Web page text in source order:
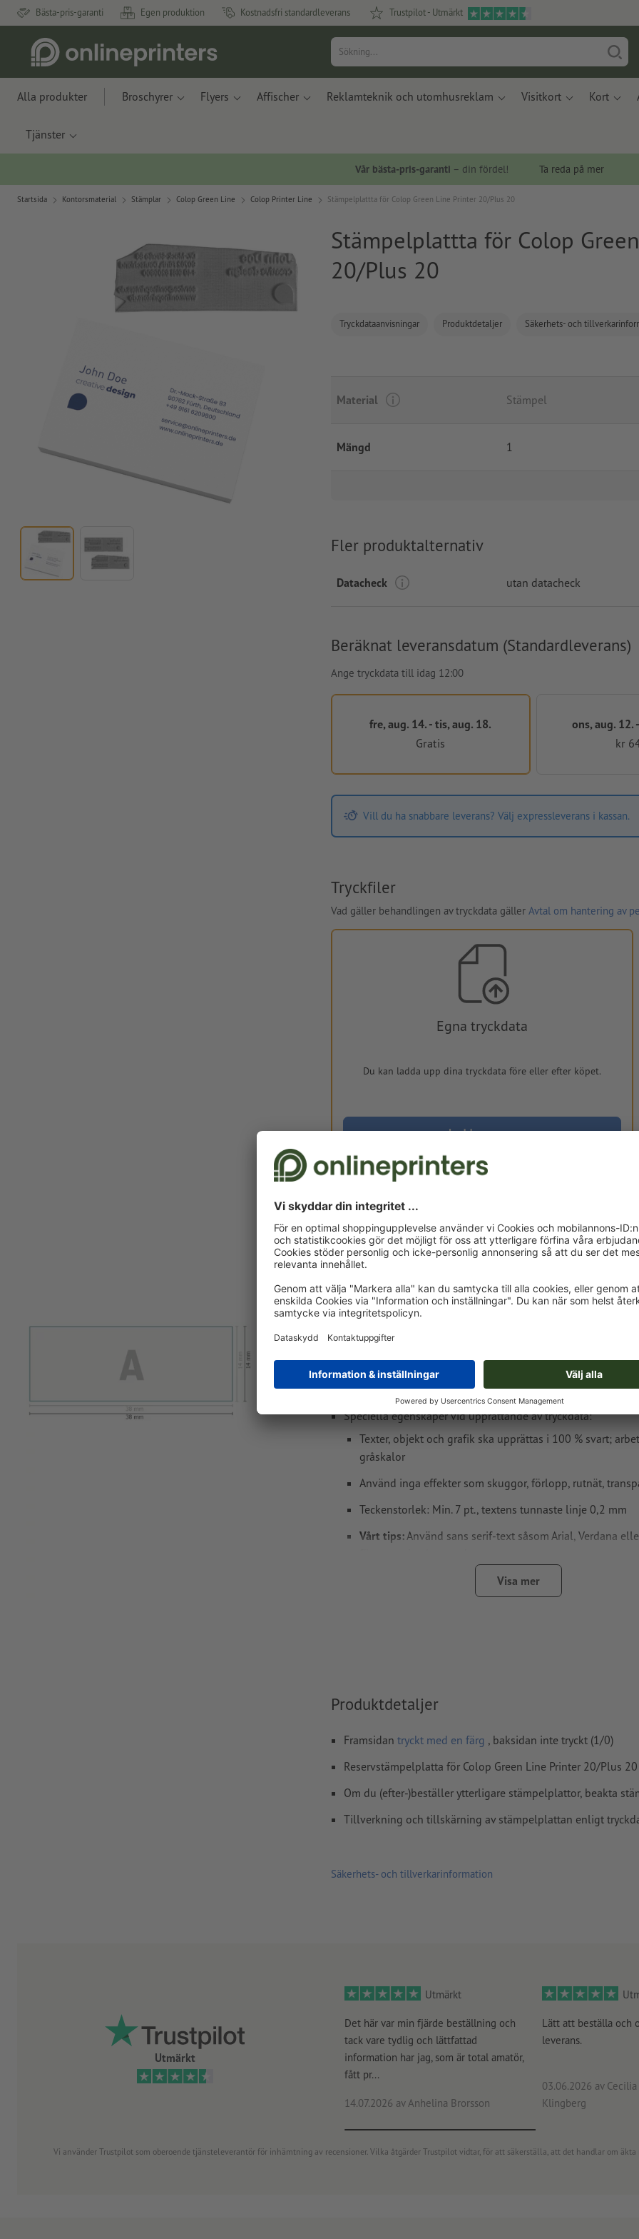
Bästa-pris-garanti Egen produktion Kostnadsfri standardleverans Trustpilot - Utmärkt
Alla produkter Broschyrer Flyers Affischer Reklamteknik och utomhusreklam Visitkort Kort
Tjänster
Vår bästa-pris-garanti – din fördel! Ta reda på mer
Startsida Kontorsmaterial Stämplar Colop Green Line Colop Printer Line Stämpelplattta för Colop Green Line Printer 20/Plus 20
Stämpelplattta för Colop
20/Plus 20
Tryckdataanvisningar Produktdetaljer Säkerhets- och
Material Stämpel
Mängd 1
Fler produktalternativ
Datacheck utan datacheck
Beräknat leveransdatum (Standardleverans)
Ange tryckdata till idag 12:00
fre, aug. 14. - tis, aug. 18.
Gratis
ons, aug. 12.
kr
Vill du ha snabbare leverans? Välj expressleverans i kassan.
Tryckfiler
Vad gäller behandlingen av tryckdata gäller Avtal om hantering av
Egna tryckdata
Du kan ladda upp dina tryckdata före eller efter köpet.
Ladda upp nu
exkl. moms
Levereras cirka:
fre, aug. 14. - tis, aug. 18.
Vikt: ca.60 g
Tryckdataanvisningar Stämpelplattta för
Dataformat: 3,8 x 1,4 cm
Speciella egenskaper vid upprättande av tryckdata:
Texter, objekt och grafik ska upprättas i 100 % svart;
gråskalor
Använd inga effekter som skuggor, förlopp, rutnät,
Teckenstorlek: Min. 7 pt., textens tunnaste linje 0,2 mm
Vårt tips: Använd sans serif-text såsom Arial, Verdana
Avstånd motiv till slutformat: Min. 1 mm
Visa mer
Produktdetaljer
Framsidan tryckt med en färg , baksidan inte tryckt (1/0)
Reservstämpelplatta för Colop Green Line Printer 20/Plus 20
Om du (efter-)beställer ytterligare stämpelplattor, beakta
Tillverkning och tillskärning av stämpelplattan enligt
Säkerhets- och tillverkarinformation
Utmärkt
Utmärkt
Det här var min fjärde beställning och
tack vare tydlig och lättfattad
information har jag, som är total amatör,
fått pr...
14.07.2026 av Anhelina Brorsson
Lätt att beställa och
leverans.
03.06.2026 av
Klingberg
Vi använder Trustpilot som oberoende tjänsteleverantör för inhämtning av recensioner. Vilka åtgärder Trustpilot vidtar, för att säkerställa, att det handlar om äkta